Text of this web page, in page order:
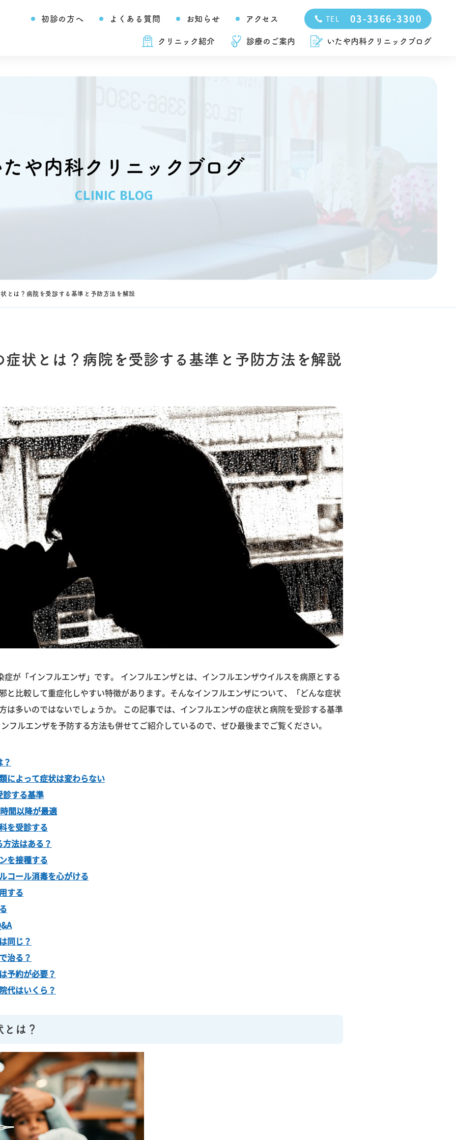
初診の方へ よくある質問 お知らせ アクセス TEL 03-3366-3300
クリニック紹介 診療のご案内 いたや内科クリニックブログ
や内科クリニックブログ
CLINIC BLOG
とは？病院を受診する基準と予防方法を解説
症状とは？病院を受診する基準と予防方法を解説
症が「インフルエンザ」です。 インフルエンザとは、インフルエンザウイルスを病原とする
と比較して重症化しやすい特徴があります。そんなインフルエンザについて、「どんな症状
は多いのではないでしょうか。 この記事では、インフルエンザの症状と病院を受診する基準
フルエンザを予防する方法も併せてご紹介しているので、ぜひ最後までご覧ください。
？
によって症状は変わらない
診する基準
間以降が最適
を受診する
法はある？
を接種する
コール消毒を心がける
する
同じ？
治る？
予約が必要？
代はいくら？
は？